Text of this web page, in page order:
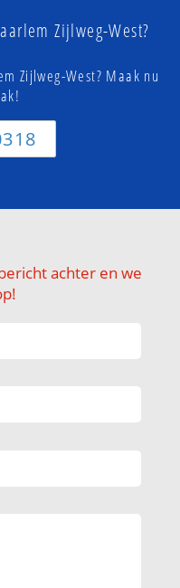
Zijlweg-West?
Zijlweg-West? Maak nu
achter en we